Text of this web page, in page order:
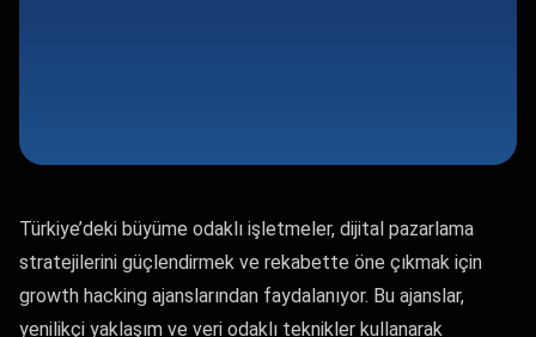
Türkiye’deki büyüme odaklı işletmeler, dijital pazarlama
stratejilerini güçlendirmek ve rekabette öne çıkmak için
growth hacking ajanslarından faydalanıyor. Bu ajanslar,
yenilikçi yaklaşım ve veri odaklı teknikler kullanarak